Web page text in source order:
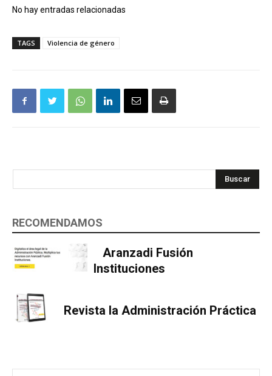
No hay entradas relacionadas
TAGS Violencia de género
Buscar
RECOMENDAMOS
Aranzadi Fusión
Instituciones
Revista la Administración Práctica